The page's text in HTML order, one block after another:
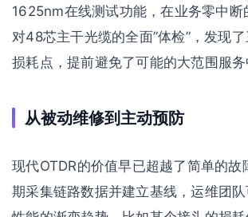
1625nm在线测试功能，在业务零中断
对48芯主干光缆的全面”体检”，发现
损耗点，提前避免了可能的大范围服务
从被动维修到主动预防
现代OTDR的价值早已超越了简单的故
期采集链路数据并建立基线，运维团